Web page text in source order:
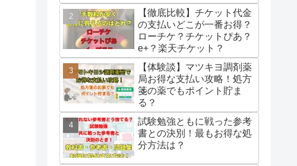
【徹底比較】チケット代金
の支払いどこが一番お得？
ローチケ？チケットぴあ？
e+？楽天チケット？
【体験談】マツキヨ調剤薬
局お得な支払い攻略！処方
箋の薬でもポイント貯ま
る？
試験勉強ともに戦った参考
書との決別！最もお得な処
分方法は？